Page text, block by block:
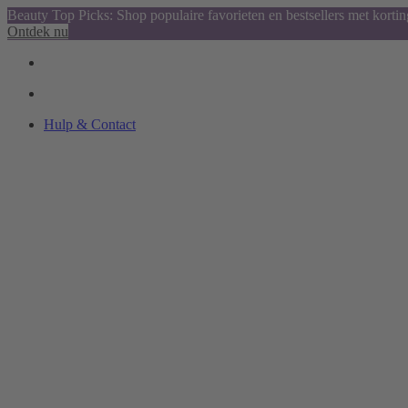
Beauty Top Picks: Shop populaire favorieten en bestsellers met
Ontdek nu
Hulp & Contact